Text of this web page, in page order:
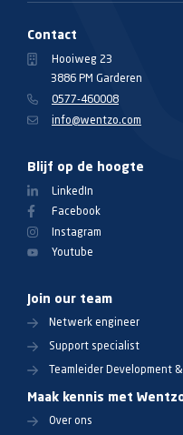
Contact
Hooiweg 23
3886 PM Garderen
0577-460008
info@wentzo.com
Blijf op de hoogte
LinkedIn
Facebook
Instagram
Youtube
Join our team
Netwerk engineer
Support specialist
Teamleider Development &
Maak kennis met
Over ons